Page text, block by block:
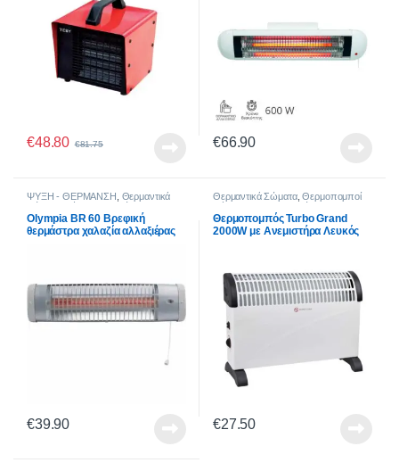
€48.80 €81.75 €66.90
ΨΥΞΗ - ΘΕΡΜΑΝΣΗ Θερμαντικά
Σώματα
Σόμπες Χαλαζία
Olympia BR 60 Βρεφική
θερμάστρα χαλαζία αλλαξιέρας
€39.90
Θερμαντικά Σώματα,Θερμοπομποί
Πάνελ - Θερμοπομποί - Convectors
Θερμοπομπός Turbo Grand
2000W με Ανεμιστήρα Λευκός
€27.50